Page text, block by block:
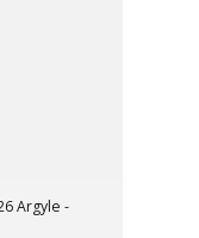
Argyle -